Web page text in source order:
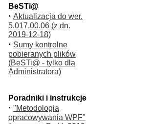
BeSTi@
· Aktualizacja do wer.
5.017.00.06 (z dn.
2019-12-18)
· Sumy kontrolne
pobieranych plików
(BeSTi@ - tylko dla
Administratora)
Poradniki i instrukcje
· "Metodologia
opracowywania WPF"